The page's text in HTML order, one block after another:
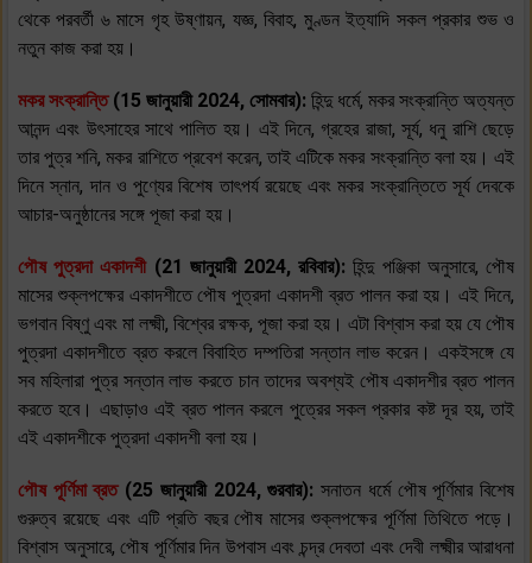
থেকে পরবর্তী ৬ মাসে গৃহ উষ্ণায়ন, যজ্ঞ, বিবাহ, মুণ্ডন ইত্যাদি সকল প্রকার শুভ ও
নতুন কাজ করা হয়।
মকর সংক্রান্তি(15 জানুয়ারী 2024, সোমবার): হিন্দু ধর্মে, মকর সংক্রান্তি অত্যন্ত
আনন্দ এবং উৎসাহের সাথে পালিত হয়। এই দিনে, গ্রহের রাজা, সূর্য, ধনু রাশি ছেড়ে
তার পুত্র শনি, মকর রাশিতে প্রবেশ করেন, তাই এটিকে মকর সংক্রান্তি বলা হয়। এই
দিনে স্নান, দান ও পুণ্যের বিশেষ তাৎপর্য রয়েছে এবং মকর সংক্রান্তিতে সূর্য দেবকে
আচার-অনুষ্ঠানের সঙ্গে পূজা করা হয়।
পৌষ পুত্রদা একাদশী(21 জানুয়ারী 2024, রবিবার):হিন্দু পঞ্জিকা অনুসারে, পৌষ
মাসের শুক্লপক্ষের একাদশীতে পৌষ পুত্রদা একাদশী ব্রত পালন করা হয়। এই দিনে,
ভগবান বিষ্ণু এবং মা লক্ষ্মী, বিশ্বের রক্ষক, পূজা করা হয়। এটা বিশ্বাস করা হয় যে পৌষ
পুত্রদা একাদশীতে ব্রত করলে বিবাহিত দম্পতিরা সন্তান লাভ করেন। একইসঙ্গে যে
সব মহিলারা পুত্র সন্তান লাভ করতে চান তাদের অবশ্যই পৌষ একাদশীর ব্রত পালন
করতে হবে। এছাড়াও এই ব্রত পালন করলে পুত্রের সকল প্রকার কষ্ট দূর হয়, তাই
এই একাদশীকে পুত্রদা একাদশী বলা হয়।
পৌষ পূর্ণিমা ব্রত(25 জানুয়ারী 2024, গুরবার): সনাতন ধর্মে পৌষ পূর্ণিমার বিশেষ
গুরুত্ব রয়েছে এবং এটি প্রতি বছর পৌষ মাসের শুক্লপক্ষের পূর্ণিমা তিথিতে পড়ে।
বিশ্বাস অনুসারে, পৌষ পূর্ণিমার দিন উপবাস এবং চন্দ্র দেবতা এবং দেবী লক্ষ্মীর আরাধনা